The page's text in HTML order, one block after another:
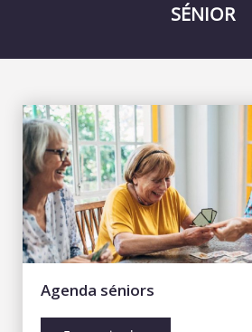
SÉNIOR
Agenda séniors